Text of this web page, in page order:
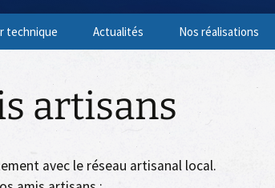
technique Actualités Nos réalisations
Portails et divers
artisans
avec le réseau artisanal local.